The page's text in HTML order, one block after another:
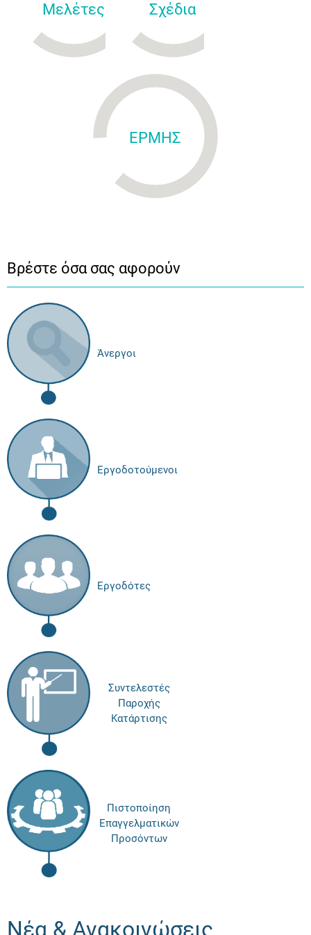
Μελέτες
Σχέδια
ΕΡΜΗΣ
Βρέστε όσα σας αφορούν
Άνεργοι
Εργοδοτούμενοι
Εργοδότες
Συντελεστές
Παροχής
Κατάρτισης
Πιστοποίηση
Επαγγελματικών
Προσόντων
Νέα & Ανακοινώσεις